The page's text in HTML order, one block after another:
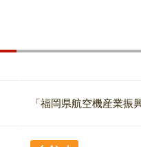
「福岡県航空機産業振